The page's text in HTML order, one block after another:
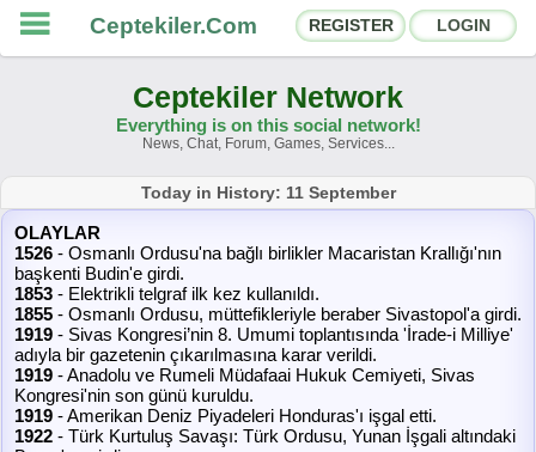
Ceptekiler.Com REGISTER LOGIN
Forums Social Shares
Chat Rooms
Announcements Contact
About Us
Ceptekiler.Com - v2025.01
Ceptekiler Network
Everything is on this social network!
News, Chat, Forum, Games, Services...
Today in History: 11 September
OLAYLAR
1526 - Osmanlı Ordusu'na bağlı birlikler Macaristan Krallığı'nın
başkenti Budin'e girdi.
1853 - Elektrikli telgraf ilk kez kullanıldı.
1855 - Osmanlı Ordusu, müttefikleriyle beraber Sivastopol'a girdi.
1919 - Sivas Kongresi’nin 8. Umumi toplantısında 'İrade-i Milliye'
adıyla bir gazetenin çıkarılmasına karar verildi.
1919 - Anadolu ve Rumeli Müdafaai Hukuk Cemiyeti, Sivas
Kongresi'nin son günü kuruldu.
1919 - Amerikan Deniz Piyadeleri Honduras'ı işgal etti.
1922 - Türk Kurtuluş Savaşı: Türk Ordusu, Yunan İşgali altındaki